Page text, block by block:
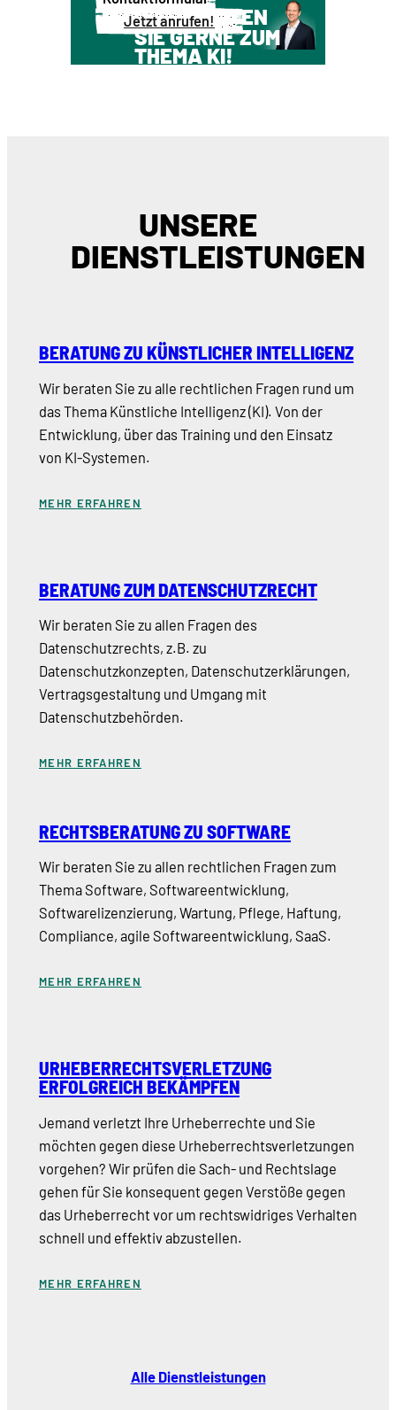
WIR BERATEN
SIE GERNE ZUM
THEMA KI!
Jetzt anrufen!
UNSERE
DIENSTLEISTUNGEN
BERATUNG ZU KÜNSTLICHER INTELLIGENZ
Wir beraten Sie zu alle rechtlichen Fragen rund um
das Thema Künstliche Intelligenz (KI). Von der
Entwicklung, über das Training und den Einsatz
von KI-Systemen.
MEHR ERFAHREN
BERATUNG ZUM DATENSCHUTZRECHT
Wir beraten Sie zu allen Fragen des
Datenschutzrechts, z.B. zu
Datenschutzkonzepten, Datenschutzerklärungen,
Vertragsgestaltung und Umgang mit
Datenschutzbehörden.
MEHR ERFAHREN
RECHTSBERATUNG ZU SOFTWARE
Wir beraten Sie zu allen rechtlichen Fragen zum
Thema Software, Softwareentwicklung,
Softwarelizenzierung, Wartung, Pflege, Haftung,
Compliance, agile Softwareentwicklung, SaaS.
MEHR ERFAHREN
URHEBERRECHTSVERLETZUNG
ERFOLGREICH BEKÄMPFEN
Jemand verletzt Ihre Urheberrechte und Sie
möchten gegen diese Urheberrechtsverletzungen
vorgehen? Wir prüfen die Sach- und Rechtslage
gehen für Sie konsequent gegen Verstöße gegen
das Urheberrecht vor um rechtswidriges Verhalten
schnell und effektiv abzustellen.
MEHR ERFAHREN
Alle Dienstleistungen